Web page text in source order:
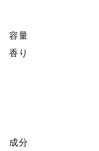
容量
香り
成分